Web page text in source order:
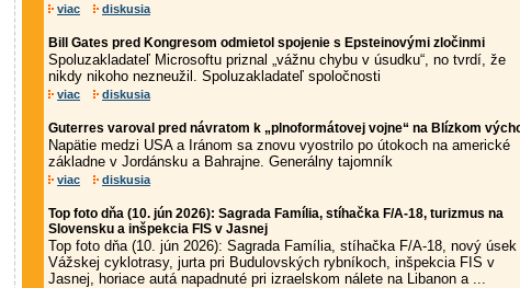
viac diskusia
Bill Gates pred Kongresom odmietol spojenie s Epsteinovými zločinmi
Spoluzakladateľ Microsoftu priznal „vážnu chybu v úsudku“, no tvrdí, že
nikdy nikoho nezneužil. Spoluzakladateľ spoločnosti
viac diskusia
Guterres varoval pred návratom k „plnoformátovej vojne“ na Blízkom
Napätie medzi USA a Iránom sa znovu vyostrilo po útokoch na americké
základne v Jordánsku a Bahrajne. Generálny tajomník
viac diskusia
Top foto dňa (10. jún 2026): Sagrada Família, stíhačka F/A-18, turizmus na
Slovensku a inšpekcia FIS v Jasnej
Top foto dňa (10. jún 2026): Sagrada Família, stíhačka F/A-18, nový úsek
Vážskej cyklotrasy, jurta pri Budulovských rybníkoch, inšpekcia FIS v
Jasnej, horiace autá napadnuté pri izraelskom nálete na Libanon a ...